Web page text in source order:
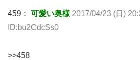
459： 可愛い奥様 2017/04/23 (日)
ID:bu2CdcSs0
>>458